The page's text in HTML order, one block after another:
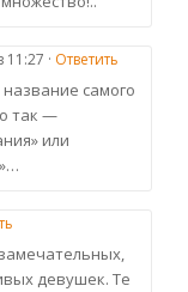
11:27 · Ответить
самого
так —
или
девушек. Те